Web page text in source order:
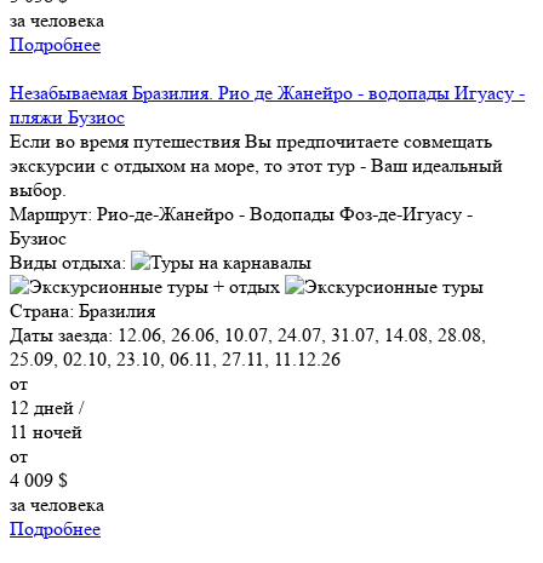
за человека
Подробнее
Незабываемая Бразилия. Рио де Жанейро - водопады Игуасу -
пляжи Бузиос
Если во время путешествия Вы предпочитаете совмещать
экскурсии с отдыхом на море, то этот тур - Ваш идеальный
выбор.
Маршрут: Рио-де-Жанейро - Водопады Фоз-де-Игуасу -
Бузиос
Виды отдыха:
Страна: Бразилия
Даты заезда: 12.06, 26.06, 10.07, 24.07, 31.07, 14.08, 28.08,
25.09, 02.10, 23.10, 06.11, 27.11, 11.12.26
от
12 дней /
11 ночей
от
4 009 $
за человека
Подробнее